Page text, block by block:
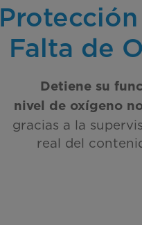
Falta de
Detiene su
nivel de oxígeno
gracias a la
real del